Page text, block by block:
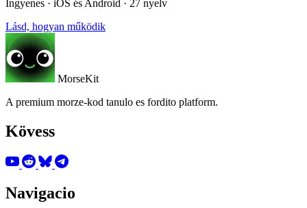
Ingyenes · iOS és Android · 27 nyelv
Lásd, hogyan működik
MorseKit
A premium morze-kod tanulo es fordito platform.
Kövess
Navigacio